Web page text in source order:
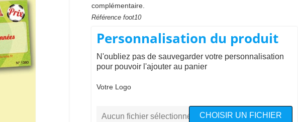
complémentaire.
Référence foot10
Personnalisation du produit
N'oubliez pas de sauvegarder votre personnalisation
pour pouvoir l'ajouter au panier
Votre Logo
Aucun fichier sélectionné CHOISIR UN FICHIER